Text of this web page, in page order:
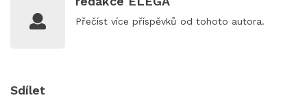
Přečíst více příspěvků od tohoto autora.
Sdílet